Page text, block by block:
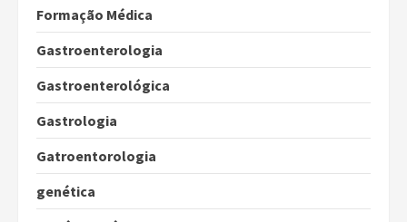
Formação Médica
Gastroenterologia
Gastroenterológica
Gastrologia
Gatroentorologia
genética